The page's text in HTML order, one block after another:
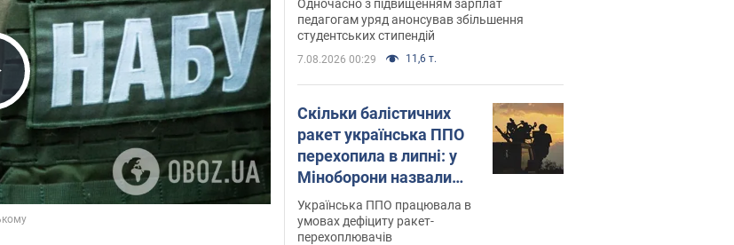
Video
Одночасно з підвищенням зарплат
педагогам уряд анонсував збільшення
студентських стипендій
7.08.2026 00:29 11,6 т.
Скільки балістичних
ракет українська ППО
перехопила в липні: у
Міноборони назвали
цифру
Українська ППО працювала в
умовах дефіциту ракет-
перехоплювачів